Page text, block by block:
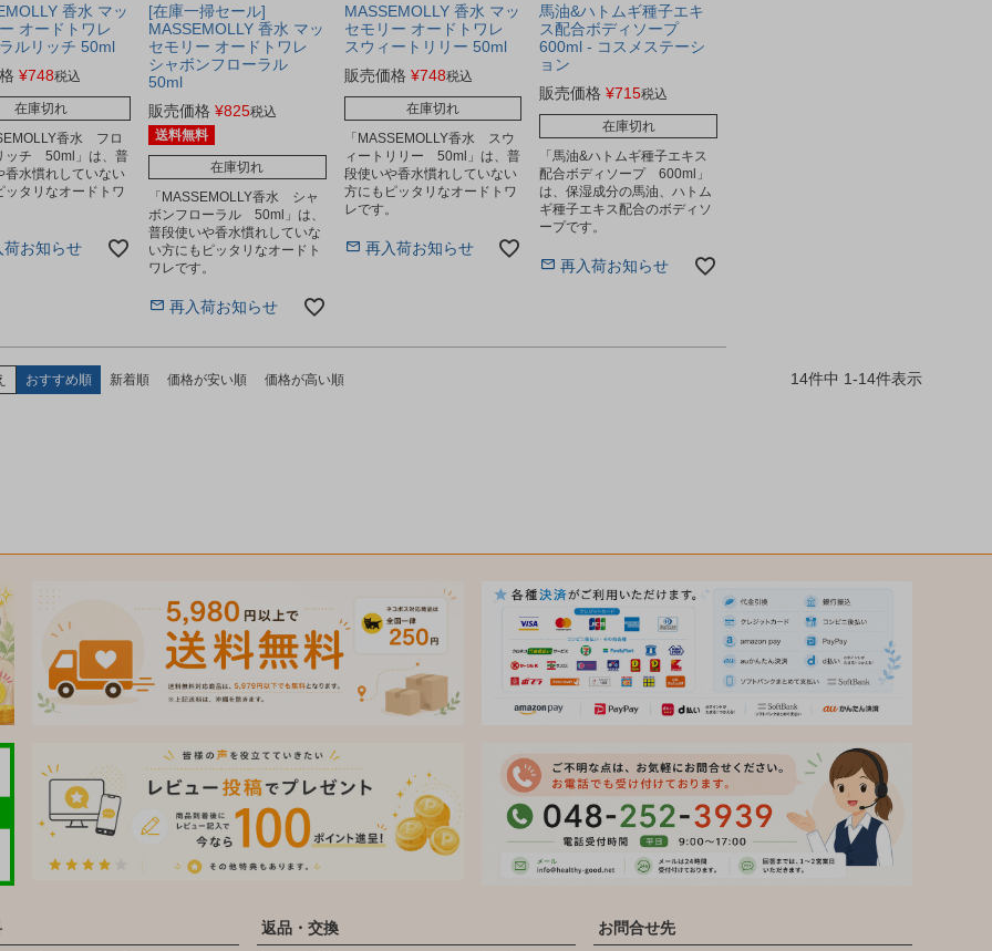
香水 マッ
オードトワレ
ルリッチ 50ml
¥748税込
在庫切れ
香水 フロ
ッチ 50ml」は、普
香水慣れしていない
ッタリなオードトワ
荷お知らせ
[在庫一掃セール]
MASSEMOLLY 香水 マッ
セモリー オードトワレ
シャボンフローラル
50ml
販売価格 ¥825税込
送料無料
在庫切れ
「MASSEMOLLY香水 シャ
ボンフローラル 50ml」は、
普段使いや香水慣れしていな
い方にもピッタリなオードト
ワレです。
再入荷お知らせ
MASSEMOLLY 香水 マッ
セモリー オードトワレ
スウィートリリー 50ml
販売価格 ¥748税込
在庫切れ
「MASSEMOLLY香水 スウ
ィートリリー 50ml」は、普
段使いや香水慣れしていない
方にもピッタリなオードトワ
レです。
再入荷お知らせ
馬油&ハトムギ種子エキ
ス配合ボディソープ
600ml - コスメステーシ
ョン
販売価格 ¥715税込
在庫切れ
「馬油&ハトムギ種子エキス
配合ボディソープ 600ml」
は、保湿成分の馬油、ハトム
ギ種子エキス配合のボディソ
ープです。
再入荷お知らせ
おすすめ順 新着順 価格が安い順 価格が高い順 14件中 1-14件表示
返品・交換 お問合せ先